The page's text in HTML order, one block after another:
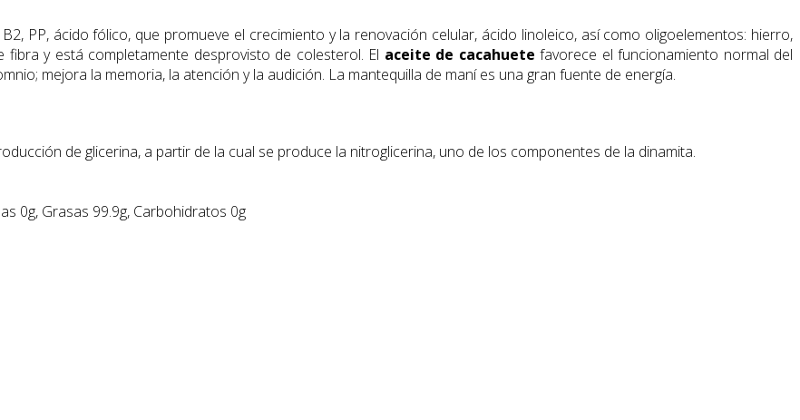
PP, ácido fólico, que promueve el crecimiento y la renovación celular, ácido linoleico, así como oligoelementos: hierro,
y está completamente desprovisto de colesterol. El aceite de cacahuete favorece el funcionamiento normal del
mejora la memoria, la atención y la audición. La mantequilla de maní es una gran fuente de energía.
de glicerina, a partir de la cual se produce la nitroglicerina, uno de los componentes de la dinamita.
0g, Grasas 99.9g, Carbohidratos 0g